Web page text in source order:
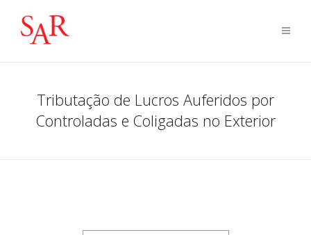
Tributação de Lucros Auferidos por
Controladas e Coligadas no Exterior